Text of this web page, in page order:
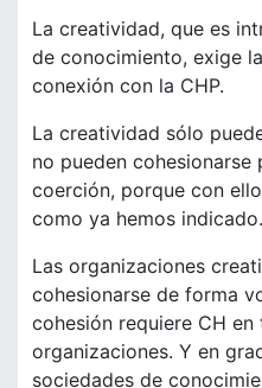
La creatividad, que es
de conocimiento, exige
conexión con la CHP.
La creatividad sólo
no pueden
coerción, porque con
como ya hemos indicado.
Las organizaciones
cohesionarse de forma
cohesión requiere CH
organizaciones. Y en
sociedades de